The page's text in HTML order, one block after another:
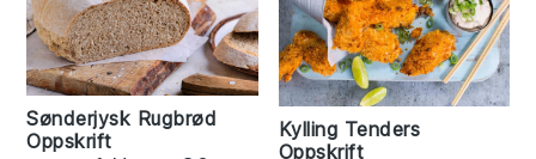
Sønderjysk Rugbrød
Oppskrift
Kylling Tenders
Oppskrift